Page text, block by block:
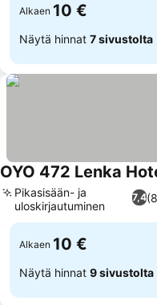
Alkaen 10 €
Näytä hinnat 7 sivustolta
OYO 472 Lenka
7,4
Pikasisään- ja
uloskirjautuminen
Alkaen 10 €
Näytä hinnat 9 sivustolta